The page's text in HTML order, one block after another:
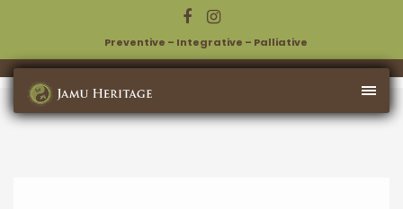
Preventive – Integrative – Palliative